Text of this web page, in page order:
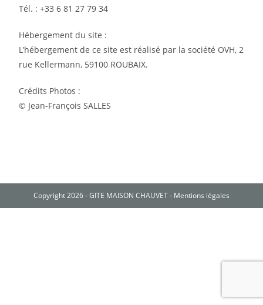
Tél. : +33 6 81 27 79 34
Hébergement du site :
L’hébergement de ce site est réalisé par la société OVH, 2
rue Kellermann, 59100 ROUBAIX.
Crédits Photos :
© Jean-François SALLES
Copyright 2026 - GITE MAISON CHAUVET - Mentions légales